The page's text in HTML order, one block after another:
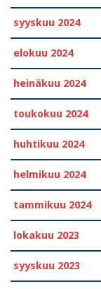
syyskuu 2024
elokuu 2024
heinäkuu 2024
toukokuu 2024
huhtikuu 2024
helmikuu 2024
tammikuu 2024
lokakuu 2023
syyskuu 2023